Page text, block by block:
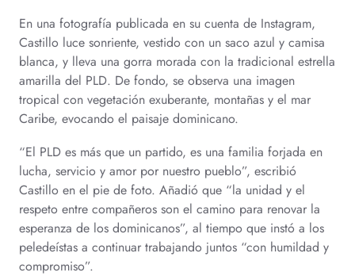
En una fotografía publicada en su cuenta de Instagram,
Castillo luce sonriente, vestido con un saco azul y camisa
blanca, y lleva una gorra morada con la tradicional estrella
amarilla del PLD. De fondo, se observa una imagen
tropical con vegetación exuberante, montañas y el mar
Caribe, evocando el paisaje dominicano.
“El PLD es más que un partido, es una familia forjada en
lucha, servicio y amor por nuestro pueblo”, escribió
Castillo en el pie de foto. Añadió que “la unidad y el
respeto entre compañeros son el camino para renovar la
esperanza de los dominicanos”, al tiempo que instó a los
peledeístas a continuar trabajando juntos “con humildad y
compromiso”.